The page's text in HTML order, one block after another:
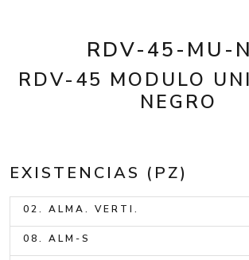
RDV-45-MU-
RDV-45 MODULO
NEGRO
EXISTENCIAS (PZ)
02. ALMA. VERTI.
08. ALM-S